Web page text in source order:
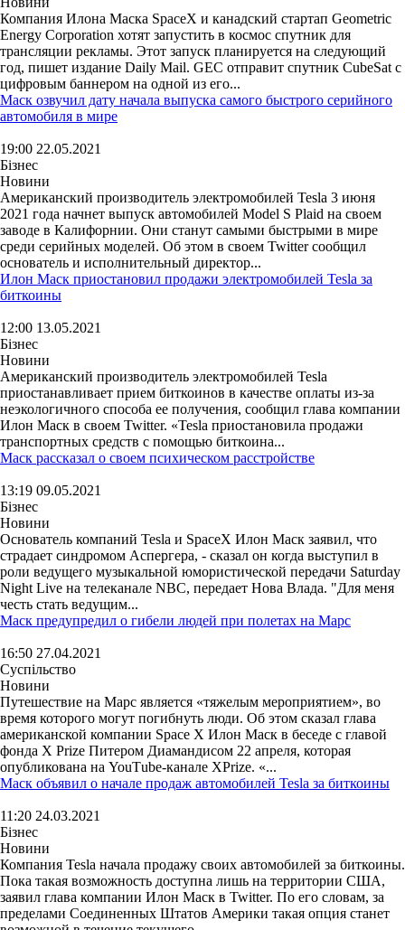
Компания Илона Маска SpaceX и канадский стартап Geometric
Energy Corporation хотят запустить в космос спутник для
трансляции рекламы. Этот запуск планируется на следующий
год, пишет издание Daily Mail. GEC отправит спутник CubeSat с
цифровым баннером на одной из его...
Маск озвучил дату начала выпуска самого быстрого серийного
автомобиля в мире
19:00 22.05.2021
Бізнес
Новини
Американский производитель электромобилей Tesla 3 июня
2021 года начнет выпуск автомобилей Model S Plaid на своем
заводе в Калифорнии. Они станут самыми быстрыми в мире
среди серийных моделей. Об этом в своем Twitter сообщил
основатель и исполнительный директор...
Илон Маск приостановил продажи электромобилей Tesla за
биткоины
12:00 13.05.2021
Бізнес
Новини
Американский производитель электромобилей Tesla
приостанавливает прием биткоинов в качестве оплаты из-за
неэкологичного способа ее получения, сообщил глава компании
Илон Маск в своем Twitter. «Tesla приостановила продажи
транспортных средств с помощью биткоина...
Маск рассказал о своем психическом расстройстве
13:19 09.05.2021
Бізнес
Новини
Основатель компаний Tesla и SpaceX Илон Маск заявил, что
страдает синдромом Аспергера, - сказал он когда выступил в
роли ведущего музыкальной юмористической передачи Saturday
Night Live на телеканале NBC, передает Нова Влада. "Для меня
честь стать ведущим...
Маск предупредил о гибели людей при полетах на Марс
16:50 27.04.2021
Суспільство
Новини
Путешествие на Марс является «тяжелым мероприятием», во
время которого могут погибнуть люди. Об этом сказал глава
американской компании Space X Илон Маск в беседе с главой
фонда X Prize Питером Диамандисом 22 апреля, которая
опубликована на YouТube-канале XPrize. «...
Маск объявил о начале продаж автомобилей Tesla за биткоины
11:20 24.03.2021
Бізнес
Новини
Компания Tesla начала продажу своих автомобилей за биткоины.
Пока такая возможность доступна лишь на территории США,
заявил глава компании Илон Маск в Twitter. По его словам, за
пределами Соединенных Штатов Америки такая опция станет